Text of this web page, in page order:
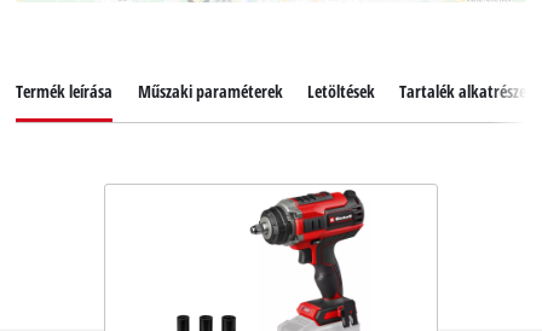
Termék leírása Műszaki paraméterek Letöltések Tartalék alkatrészek